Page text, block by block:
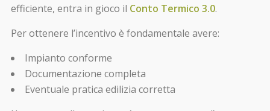
efficiente, entra in gioco il Conto Termico 3.0.
Per ottenere l’incentivo è fondamentale avere:
Impianto conforme
Documentazione completa
Eventuale pratica edilizia corretta